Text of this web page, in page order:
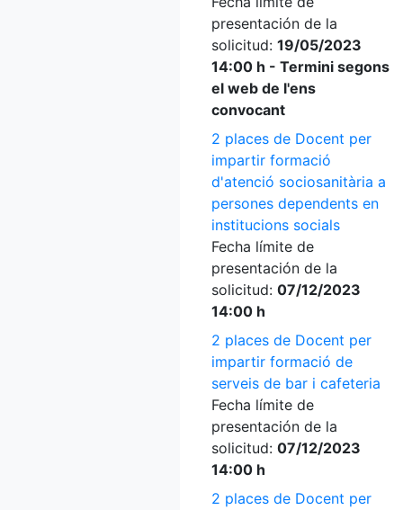
presentación de la
solicitud: 19/05/2023
14:00 h - Termini segons
el web de l'ens
convocant
2 places de Docent per
impartir formació
d'atenció sociosanitària a
persones dependents en
institucions socials
Fecha límite de
presentación de la
solicitud: 07/12/2023
14:00 h
2 places de Docent per
impartir formació de
serveis de bar i cafeteria
Fecha límite de
presentación de la
solicitud: 07/12/2023
14:00 h
2 places de Docent per